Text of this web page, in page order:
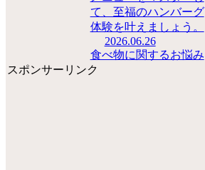
て、至福のハンバーグ
体験を叶えましょう。
2026.06.26
食べ物に関するお悩み
スポンサーリンク